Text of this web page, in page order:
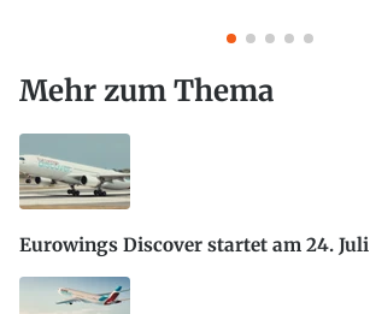
Mehr zum Thema
Eurowings Discover startet am 24. Juli